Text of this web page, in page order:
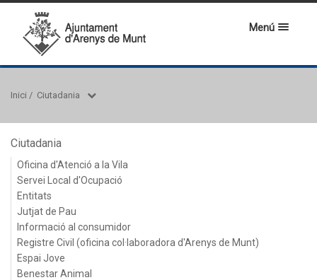
Menú
Inici / Ciutadania
Ciutadania
Oficina d'Atenció a la Vila
Servei Local d'Ocupació
Entitats
Jutjat de Pau
Informació al consumidor
Registre Civil (oficina col·laboradora d'Arenys de Munt)
Espai Jove
Benestar Animal